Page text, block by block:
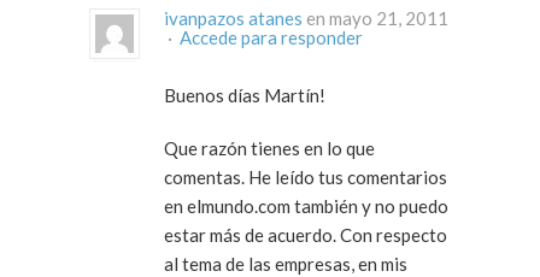
ivanpazos atanes en mayo 21, 2011
· Accede para responder
Buenos días Martín!
Que razón tienes en lo que
comentas. He leído tus comentarios
en elmundo.com también y no puedo
estar más de acuerdo. Con respecto
al tema de las empresas, en mis